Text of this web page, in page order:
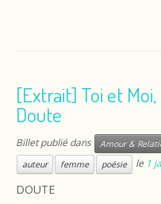
[Extrait] Toi et Moi,
Doute
Billet publié dans Amour &
auteur
femme poésie le 1
DOUTE